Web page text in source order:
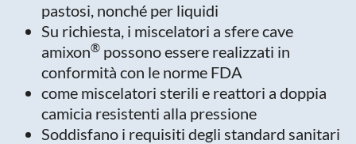
pastosi, nonché per liquidi
Su richiesta, i miscelatori a sfere cave
amixon® possono essere realizzati in
conformità con le norme FDA
come miscelatori sterili e reattori a doppia
camicia resistenti alla pressione
Soddisfano i requisiti degli standard sanitari